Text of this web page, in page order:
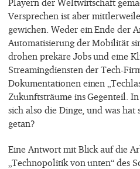
Playern der Weltwirtschaft
Versprechen ist aber
gewichen. Weder ein Ende der
Automatisierung der Mobilität
drohen prekäre Jobs und eine
Streamingdiensten der Tech-
Dokumentationen einen
Zukunftsträume ins Gegenteil.
sich also die Dinge, und was hat
getan?
Eine Antwort mit Blick auf die
„Technopolitik von unten“ des